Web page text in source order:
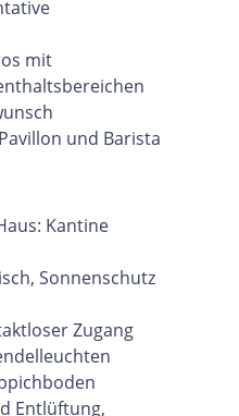
mit
und Barista
Kantine
Sonnenschutz
Zugang
Entlüftung,